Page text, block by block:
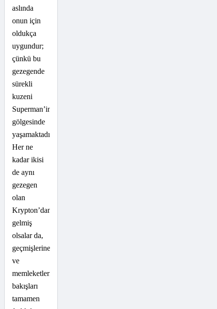
aslında
onun için
oldukça
uygundur;
çünkü bu
gezegende
sürekli
kuzeni
Superman’in
gölgesinde
yaşamaktadır.
Her ne
kadar ikisi
de aynı
gezegen
olan
Krypton’dan
gelmiş
olsalar da,
geçmişlerine
ve
memleketlerine
bakışları
tamamen